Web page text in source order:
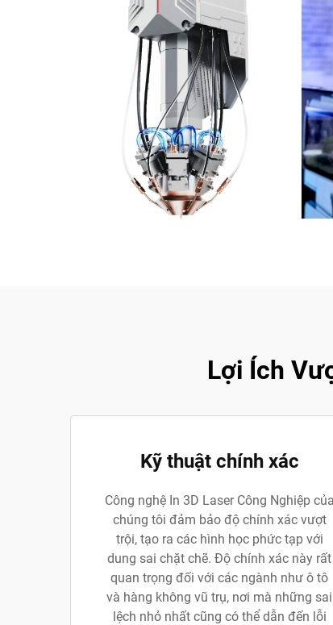
Lợi Ích
Kỹ thuật chính xác
Công nghệ In 3D Laser Công Nghiệp của
chúng tôi đảm bảo độ chính xác vượt
trội, tạo ra các hình học phức tạp với
dung sai chặt chẽ. Độ chính xác này rất
quan trọng đối với các ngành như ô tô
và hàng không vũ trụ, nơi mà những sai
lệch nhỏ nhất cũng có thể dẫn đến lỗi